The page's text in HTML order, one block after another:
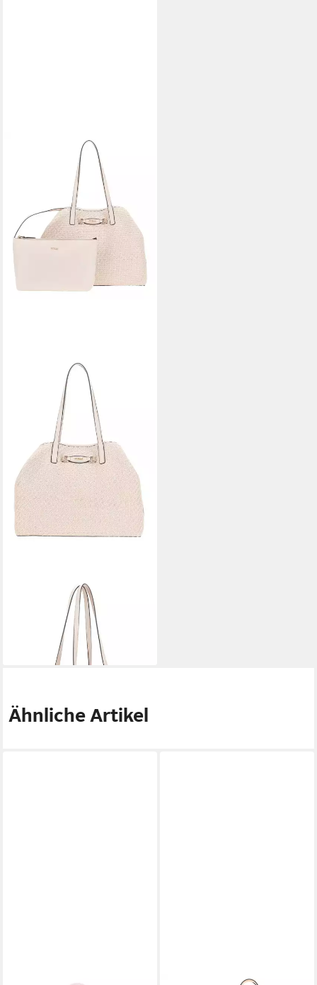
Shopper Large 2 In 1 Tote
Bag (Set, 2-tlg)
lieferbar - in 2-3 Werktagen bei dir
Ähnliche Artikel